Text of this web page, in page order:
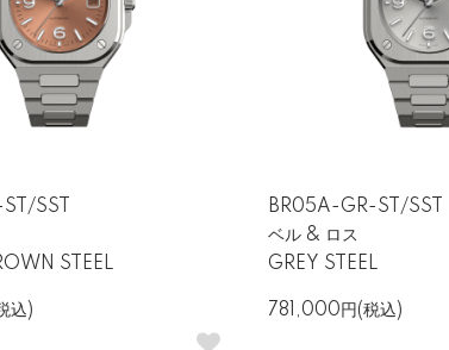
続けられる耐久性を兼ね備えています。
SST
STEEL
込)
BR05A-GR-ST/SST
ベル & ロス
GREY STEEL
781,000円(税込)